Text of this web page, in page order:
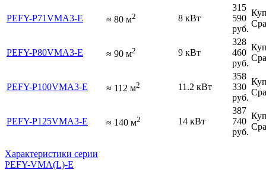
PEFY-P71VMA3-E ≈ 80 м2 8 кВт
315
590
руб.
PEFY-P80VMA3-E ≈ 90 м2 9 кВт
328
460
руб.
PEFY-P100VMA3-E ≈ 112 м2 11.2 кВт
358
330
руб.
PEFY-P125VMA3-E ≈ 140 м2 14 кВт
387
740
руб.
Характеристики серии
PEFY-VMA(L)-E